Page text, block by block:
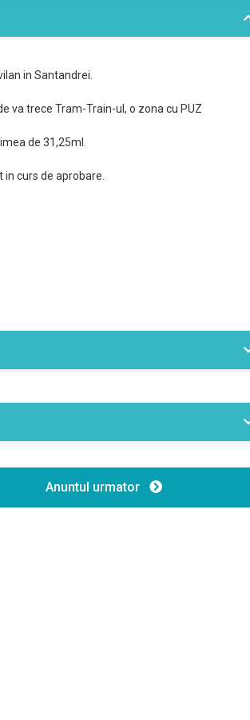
in Santandrei.
va trece Tram-Train-ul, o zona cu PUZ
de 31,25ml.
curs de aprobare.
Anuntul urmator